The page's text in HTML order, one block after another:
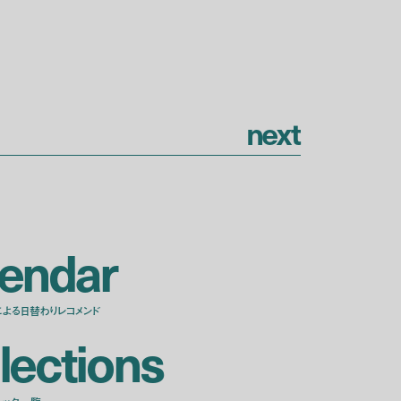
next
ndar
る日替わりレコメンド
ections